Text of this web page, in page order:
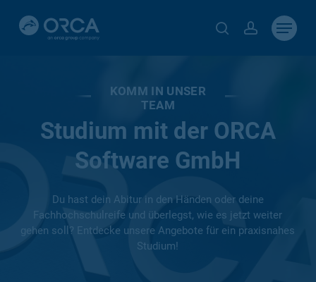
searchaccount
Menu
KOMM IN UNSER
TEAM
Studium mit der ORCA
Software GmbH
Du hast dein Abitur in den Händen oder deine
Fachhochschulreife und überlegst, wie es jetzt weiter
gehen soll? Entdecke unsere Angebote für ein praxisnahes
Studium!